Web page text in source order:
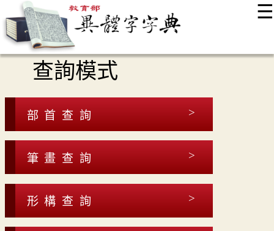
☰
最新消息
顯示模式
查詢模式
部首查詢
筆畫查詢
形構查詢